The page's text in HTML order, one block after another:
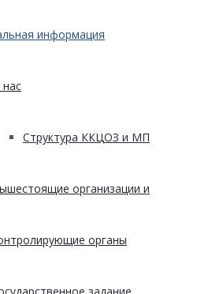
информация
Структура ККЦОЗ и МП
организации и
органы